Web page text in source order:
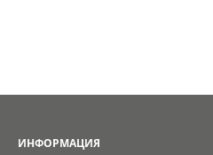
ИНФОРМАЦИЯ